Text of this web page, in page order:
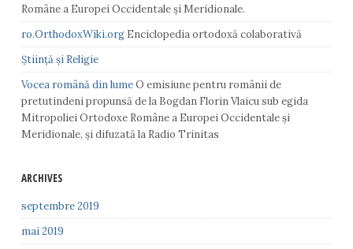
Române a Europei Occidentale și Meridionale.
ro.OrthodoxWiki.orgEnciclopedia ortodoxă colaborativă
Știință și Religie
Vocea română din lumeO emisiune pentru românii de
pretutindeni propunsă de la Bogdan Florin Vlaicu sub egida
Mitropoliei Ortodoxe Române a Europei Occidentale și
Meridionale, și difuzată la Radio Trinitas
ARCHIVES
septembre 2019
mai 2019